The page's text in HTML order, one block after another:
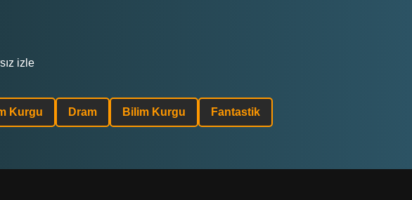
izle
Kurgu Dram Bilim Kurgu Fantastik